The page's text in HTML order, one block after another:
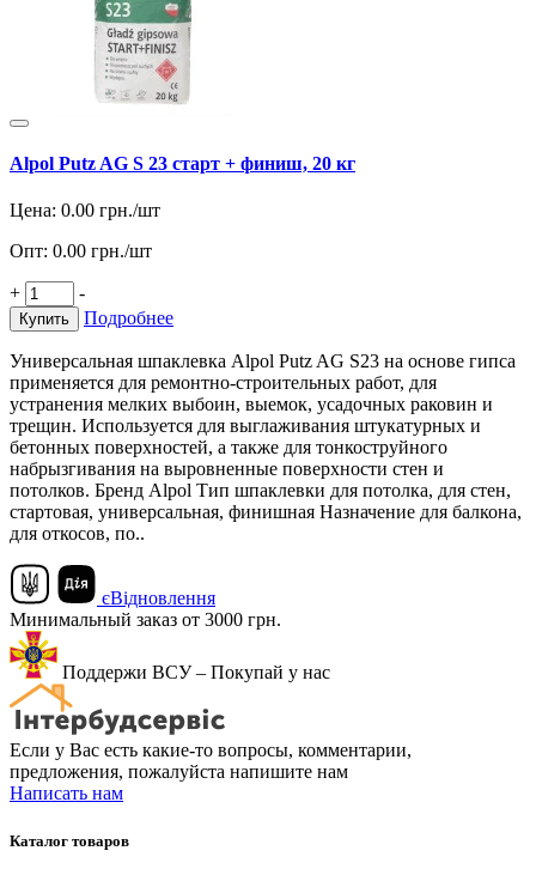
Alpol Putz AG S 23 старт + финиш, 20 кг
Цена: 0.00 грн./шт
Опт: 0.00 грн./шт
+ -
Купить Подробнее
Универсальная шпаклевка Alpol Putz AG S23 на основе гипса
применяется для ремонтно-строительных работ, для
устранения мелких выбоин, выемок, усадочных раковин и
трещин. Используется для выглаживания штукатурных и
бетонных поверхностей, а также для тонкоструйного
набрызгивания на выровненные поверхности стен и
потолков. Бренд Alpol Тип шпаклевки для потолка, для стен,
стартовая, универсальная, финишная Назначение для балкона,
для откосов, по..
єВідновлення
Минимальный заказ от 3000 грн.
Поддержи ВСУ – Покупай у нас
Если у Вас есть какие-то вопросы, комментарии,
предложения, пожалуйста напишите нам
Написать нам
Каталог товаров